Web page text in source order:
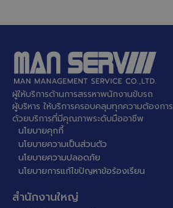
ผู้ให้บริการด้านการสรรหาพนักงานขับรถ
ผู้บริหาร ให้บริการครอบคลุมทุกความต้องการ
ด้วยบริการที่มีคุณภาพระดับมืออาชีพ
นโยบายคุกกี้
นโยบายความเป็นส่วนตัว
นโยบายความปลอดภัย
นโยบายการแก้ไขปัญหาข้อร้องเรียน
สำนักงานใหญ่